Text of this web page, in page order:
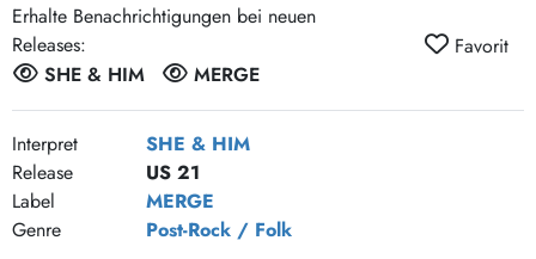
Erhalte Benachrichtigungen bei neuen
Releases:
SHE & HIM
MERGE
Favorit
Interpret
SHE & HIM
Release
US 21
Label
MERGE
Genre
Post-Rock / Folk